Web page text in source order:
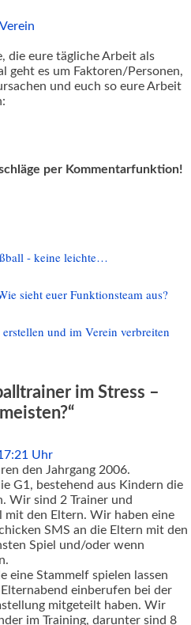
Verein
die eure tägliche Arbeit als
geht es um Faktoren/Personen,
und euch so eure Arbeit
per Kommentarfunktion!
- keine leichte…
sieht euer Funktionsteam aus?
und im Verein verbreiten
im Stress –
Uhr
den Jahrgang 2006.
G1, bestehend aus Kindern die
Wir sind 2 Trainer und
mit den Eltern. Wir haben eine
SMS an die Eltern mit den
Spiel und/oder wenn
eine Stammelf spielen lassen
einberufen bei der
mitgeteilt haben. Wir
im Training, darunter sind 8